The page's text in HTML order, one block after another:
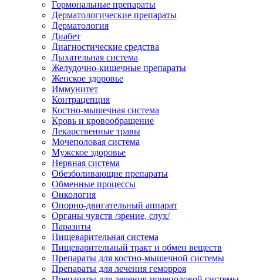
Гормональные препараты
Дерматологические препараты
Дерматология
Диабет
Диагностические средства
Дыхательная система
Желудочно-кишечные препараты
Женское здоровье
Иммунитет
Контрацепция
Костно-мышечная система
Кровь и кровообращение
Лекарственные травы
Мочеполовая система
Мужское здоровье
Нервная система
Обезболивающие препараты
Обменные процессы
Онкология
Опорно-двигательный аппарат
Органы чувств /зрение, слух/
Паразиты
Пищеварительная система
Пищеварительный тракт и обмен веществ
Препараты для костно-мышечной системы
Препараты для лечения геморроя